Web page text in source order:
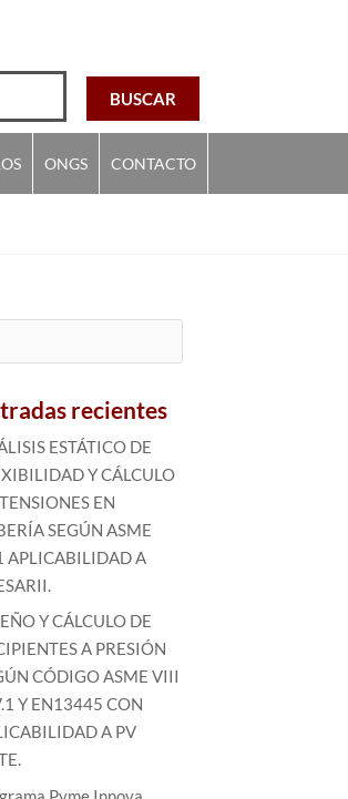
ONGS CONTACTO
recientes
ESTÁTICO DE
Y CÁLCULO
EN
SEGÚN ASME
APLICABILIDAD A
Y CÁLCULO DE
A PRESIÓN
CÓDIGO ASME VIII
Y EN13445 CON
A PV